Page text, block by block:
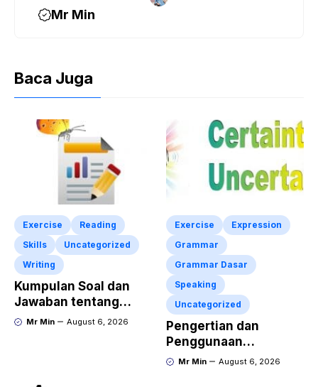
Mr Min
Baca Juga
Exercise
Reading
Skills
Uncategorized
Writing
Kumpulan Soal dan
Jawaban tentang
Report Text Terbaru
Mr Min August 6, 2026
Exercise
Expression
Grammar
Grammar Dasar
Speaking
Uncategorized
Pengertian dan
Penggunaan
“Expressing Certainty
Mr Min August 6, 2026